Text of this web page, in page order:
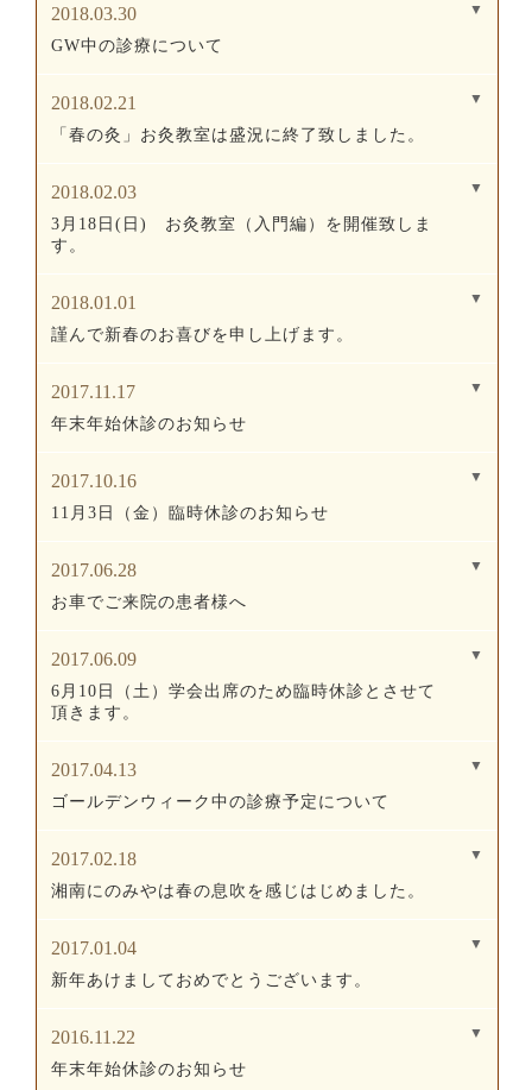
2018.03.30
GW中の診療について
2018.02.21
「春の灸」お灸教室は盛況に終了致しました。
2018.02.03
3月18日(日) お灸教室（入門編）を開催致しま
す。
2018.01.01
謹んで新春のお喜びを申し上げます。
2017.11.17
年末年始休診のお知らせ
2017.10.16
11月3日（金）臨時休診のお知らせ
2017.06.28
お車でご来院の患者様へ
2017.06.09
6月10日（土）学会出席のため臨時休診とさせて
頂きます。
2017.04.13
ゴールデンウィーク中の診療予定について
2017.02.18
湘南にのみやは春の息吹を感じはじめました。
2017.01.04
新年あけましておめでとうございます。
2016.11.22
年末年始休診のお知らせ